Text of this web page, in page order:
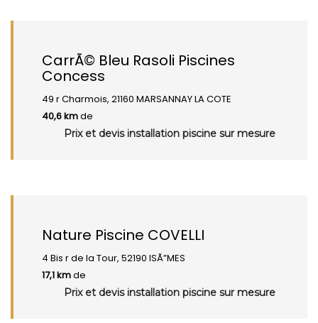
CarrÃ© Bleu Rasoli Piscines
Concess
49 r Charmois, 21160 MARSANNAY LA COTE
40,6 kmde
Prix et devis installation piscine sur mesure
Nature Piscine COVELLI
4 Bis r de la Tour, 52190 ISÃ”MES
17,1 kmde
Prix et devis installation piscine sur mesure